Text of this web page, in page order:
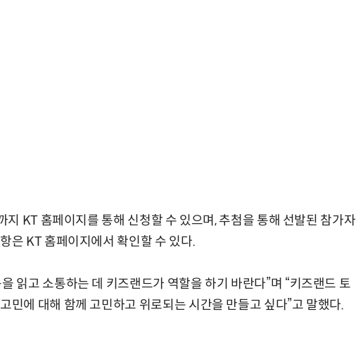
KT 홈페이지를 통해 신청할 수 있으며, 추첨을 통해 선발된 참가자
은 KT 홈페이지에서 확인할 수 있다.
읽고 소통하는 데 키즈랜드가 역할을 하기 바란다”며 “키즈랜드 토
민에 대해 함께 고민하고 위로되는 시간을 만들고 싶다”고 말했다.